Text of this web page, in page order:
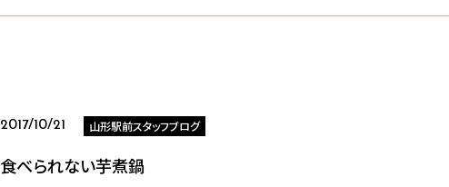
2017/10/21 山形駅前スタッフブログ
食べられない芋煮鍋